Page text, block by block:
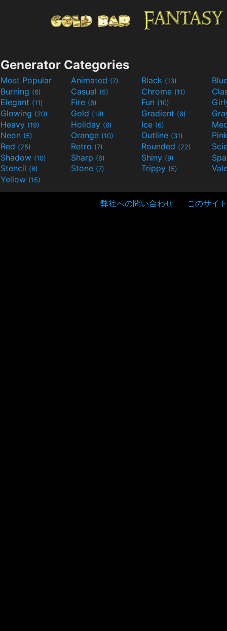
Generator Categories
Most Popular Animated (7) Black (13)
Burning (6) Casual (5) Chrome (11)
Elegant (11) Fire (6) Fun (10)
Glowing (20) Gold (19) Gradient (6)
Heavy (19) Holiday (6) Ice (6)
Neon (5) Orange (10) Outline (31)
Red (25) Retro (7) Rounded (22)
Shadow (10) Sharp (6) Shiny (9)
Stencil (6) Stone (7) Trippy (5)
Yellow (15)
弊社への問い合わせ このサイ